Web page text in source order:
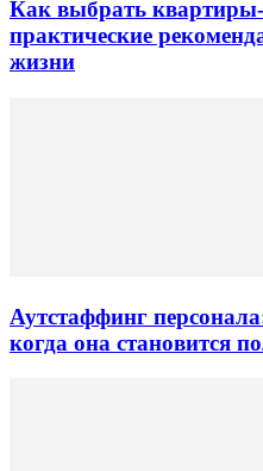
Как выбрать
практические
жизни
Аутстаффинг
когда она становится